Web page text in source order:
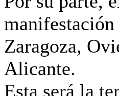
Zaragoza,
Alicante.
Esta será la